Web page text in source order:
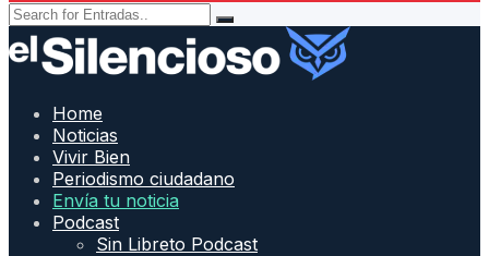
Home
Noticias
Vivir Bien
Periodismo ciudadano
Envía tu noticia
Podcast
Sin Libreto Podcast